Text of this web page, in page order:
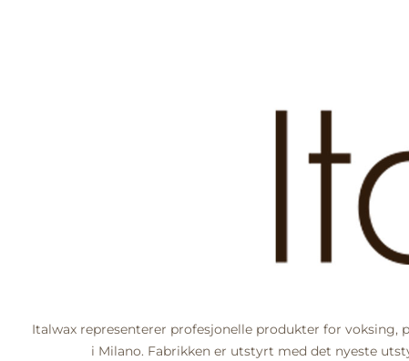
Italwax representerer profesjonelle produkter for
i Milano. Fabrikken er utstyrt med det nyeste